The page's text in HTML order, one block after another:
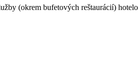
(okrem bufetových reštaurácií)